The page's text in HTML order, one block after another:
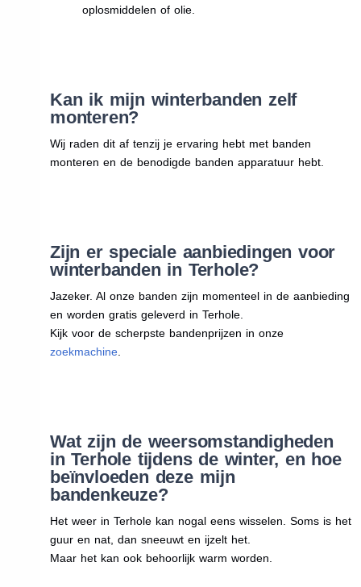
oplosmiddelen of olie.
Kan ik mijn winterbanden zelf
monteren?
Wij raden dit af tenzij je ervaring hebt met banden
monteren en de benodigde banden apparatuur hebt.
Zijn er speciale aanbiedingen voor
winterbanden in Terhole?
Jazeker. Al onze banden zijn momenteel in de aanbieding
en worden gratis geleverd in Terhole.
Kijk voor de scherpste bandenprijzen in onze
zoekmachine.
Wat zijn de weersomstandigheden
in Terhole tijdens de winter, en hoe
beïnvloeden deze mijn
bandenkeuze?
Het weer in Terhole kan nogal eens wisselen. Soms is het
guur en nat, dan sneeuwt en ijzelt het.
Maar het kan ook behoorlijk warm worden.